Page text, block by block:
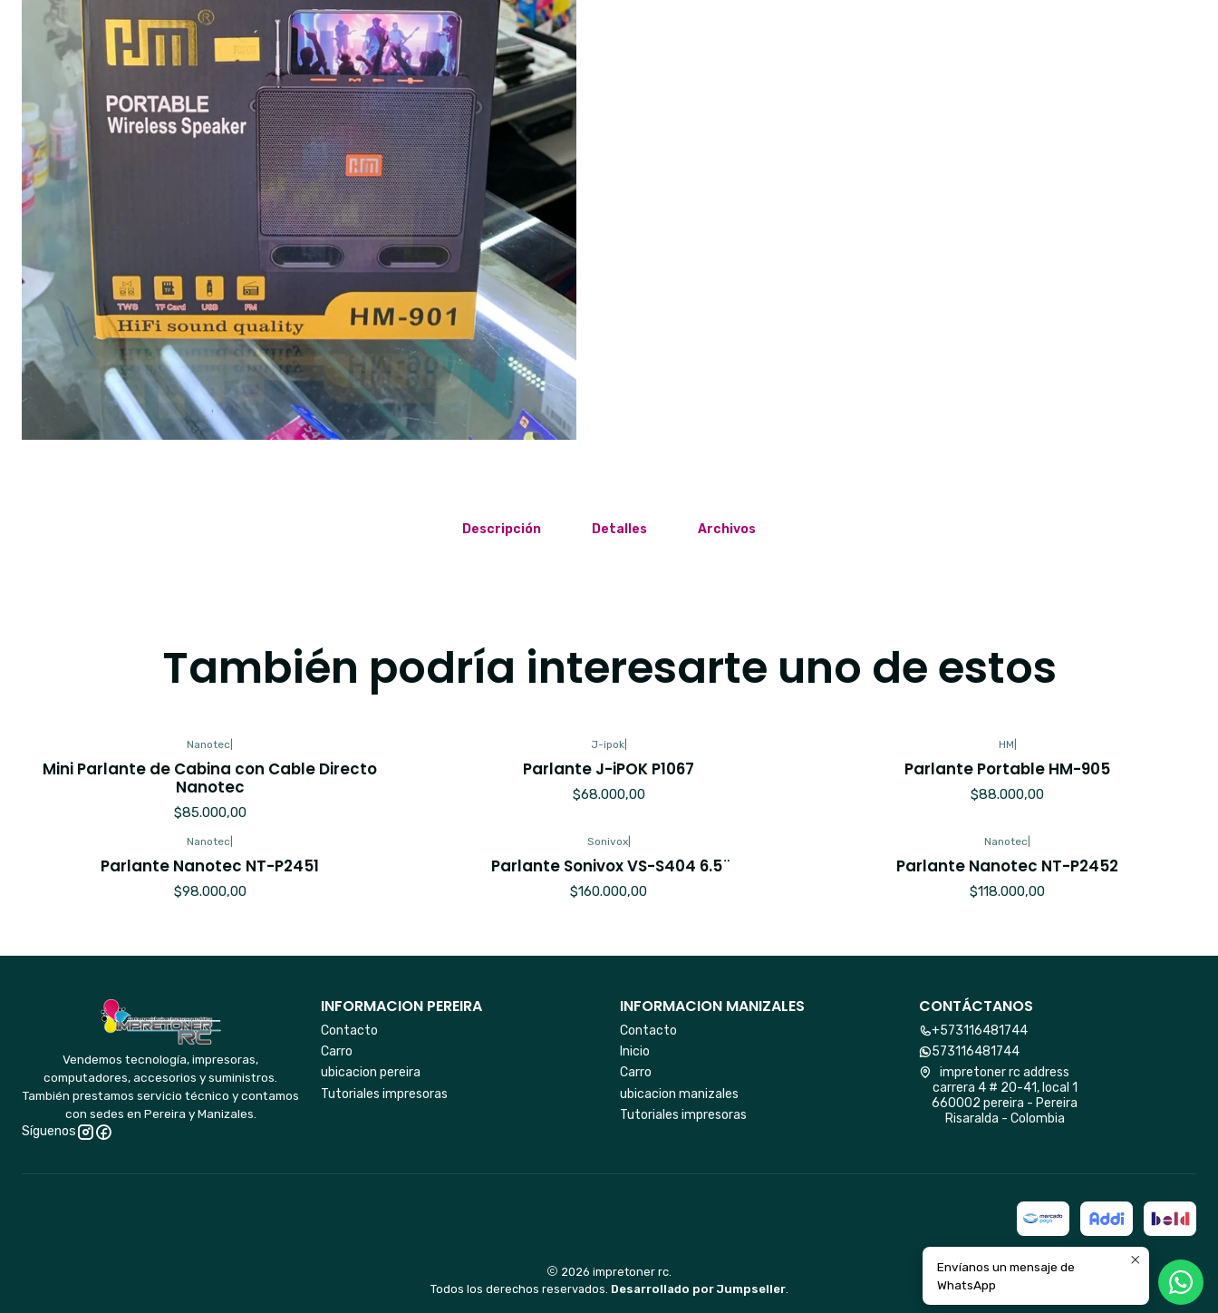
Descripción Detalles Archivos
También podría interesarte uno de estos
Nanotec
Mini Parlante de Cabina con Cable Directo
Nanotec
$85.000,00
J-ipok|
Parlante J-iPOK P1067
$68.000,00
HM
Parlante Portable HM-905
$88.000,00
Nanotec
Parlante Nanotec NT-P2451
$98.000,00
Sonivox|
Parlante Sonivox VS-S404 6.5 ̈
$160.000,00
Nanotec
Parlante Nanotec NT-P2452
$118.000,00
Vendemos tecnología, impresoras,
computadores, accesorios y suministros.
También prestamos servicio técnico y contamos
con sedes en Pereira y Manizales.
Síguenos
INFORMACION PEREIRA
Contacto
Carro
ubicacion pereira
Tutoriales impresoras
INFORMACION MANIZALES
Contacto
Inicio
Carro
ubicacion manizales
Tutoriales impresoras
CONTÁCTANOS
+573116481744
573116481744
impretoner rc address
carrera 4 # 20-41, local 1
660002 pereira - Pereira
Risaralda - Colombia
2026 impretoner rc.
Todos los derechos reservados. Desarrollado por Jumpseller.
Envíanos un mensaje de
WhatsApp